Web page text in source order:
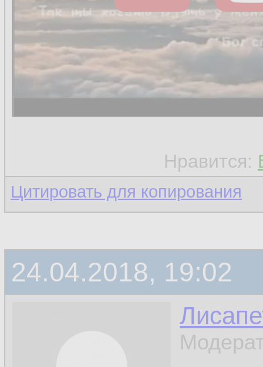
Нравится:
Цитировать для копирования
24.04.2018, 19:02